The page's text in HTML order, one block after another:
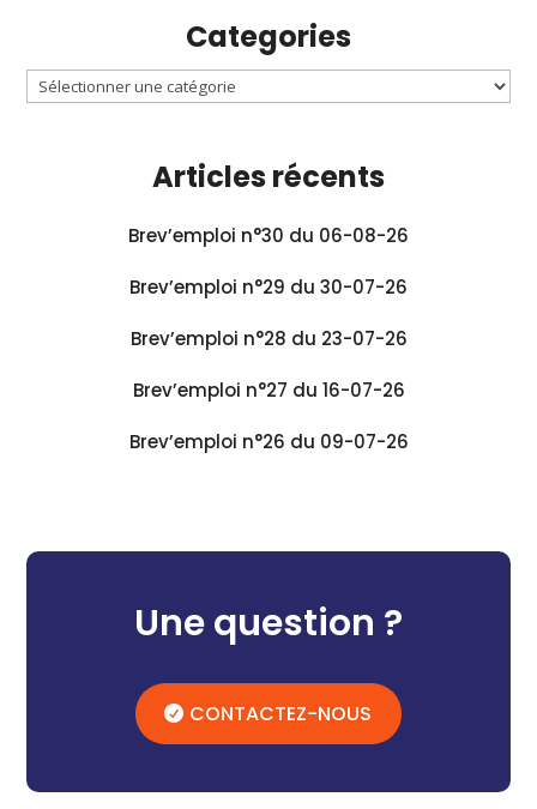
Categories
Articles récents
Brev’emploi n°30 du 06-08-26
Brev’emploi n°29 du 30-07-26
Brev’emploi n°28 du 23-07-26
Brev’emploi n°27 du 16-07-26
Brev’emploi n°26 du 09-07-26
Une question ?
CONTACTEZ-NOUS